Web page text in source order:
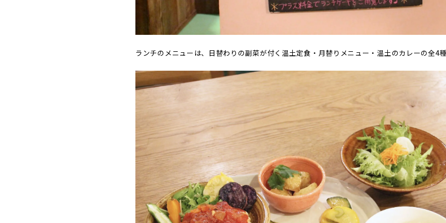
ランチのメニューは、日替わりの副菜が付く温土定食・月替りメニュー・温土のカレーの全4